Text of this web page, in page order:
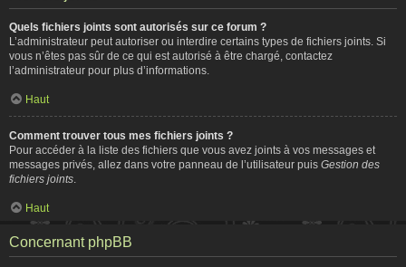
Quels fichiers joints sont autorisés sur ce forum ?
L’administrateur peut autoriser ou interdire certains types de fichiers joints. Si
vous n’êtes pas sûr de ce qui est autorisé à être chargé, contactez
l’administrateur pour plus d’informations.
Haut
Comment trouver tous mes fichiers joints ?
Pour accéder à la liste des fichiers que vous avez joints à vos messages et
messages privés, allez dans votre panneau de l’utilisateur puis Gestion des
fichiers joints
Haut
Concernant phpBB